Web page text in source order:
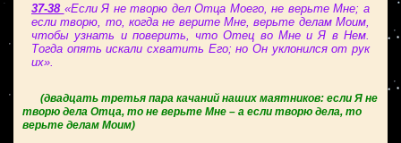
37-38 «Если Я не творю дел Отца Моего, не верьте Мне; а
если творю, то, когда не верите Мне, верьте делам Моим,
чтобы узнать и поверить, что Отец во Мне и Я в Нем.
Тогда опять искали схватить Его; но Он уклонился от рук
их».
(двадцать третья пара качаний наших маятников: если Я не
творю дела Отца, то не верьте Мне – а если творю дела, то
верьте делам Моим)